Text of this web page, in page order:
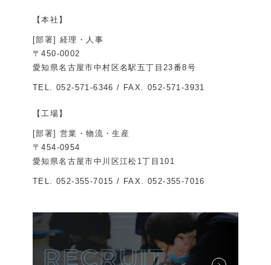
【本社】
[部署] 経理・人事
〒450-0002
愛知県名古屋市中村区名駅五丁目23番8号
TEL. 052-571-6346 / FAX. 052-571-3931
【工場】
[部署] 営業・物流・生産
〒454-0954
愛知県名古屋市中川区江松1丁目101
TEL. 052-355-7015 / FAX. 052-355-7016